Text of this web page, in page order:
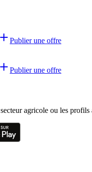
Publier une offre
Publier une offre
agricole ou les profils